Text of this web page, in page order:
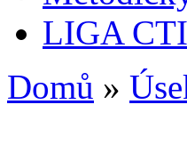
LIGA
Domů »